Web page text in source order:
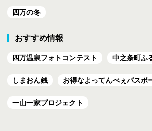
四万の冬
おすすめ情報
四万温泉フォトコンテスト 中之条町ふ
しまおん銭 お得なよってんべぇパスポ
一山一家プロジェクト